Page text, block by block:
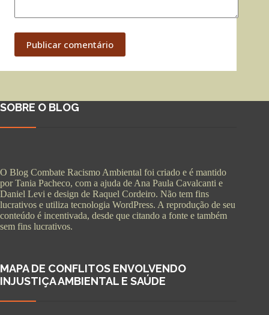
Publicar comentário
SOBRE O BLOG
O Blog Combate Racismo Ambiental foi criado e é mantido
por Tania Pacheco, com a ajuda de Ana Paula Cavalcanti e
Daniel Levi e design de Raquel Cordeiro. Não tem fins
lucrativos e utiliza tecnologia WordPress. A reprodução de seu
conteúdo é incentivada, desde que citando a fonte e também
sem fins lucrativos.
MAPA DE CONFLITOS ENVOLVENDO
INJUSTIÇA AMBIENTAL E SAÚDE